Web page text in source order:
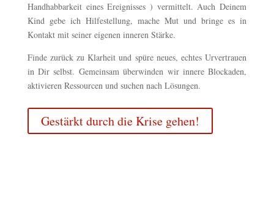
Handhabbarkeit eines Ereignisses ) vermittelt. Auch Deinem
Kind gebe ich Hilfestellung, mache Mut und bringe es in
Kontakt mit seiner eigenen inneren Stärke.
Finde zurück zu Klarheit und spüre neues, echtes Urvertrauen
in Dir selbst. Gemeinsam überwinden wir innere Blockaden,
aktivieren Ressourcen und suchen nach Lösungen.
Gestärkt durch die Krise gehen!